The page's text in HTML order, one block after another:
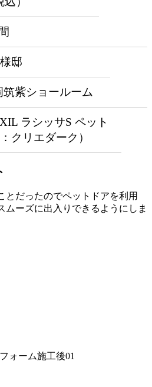
邸
筑紫ショールーム
ラシッサS ペット
クリエダーク）
とだったのでペットドアを利用
ムーズに出入りできるようにしま